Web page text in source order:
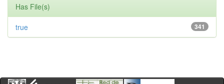
Has File(s)
341
true